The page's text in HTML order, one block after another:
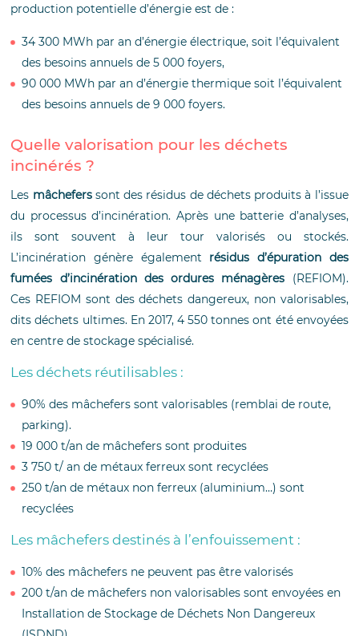
production potentielle d’énergie est de :
34 300 MWh par an d’énergie électrique, soit l’équivalent
des besoins annuels de 5 000 foyers,
90 000 MWh par an d’énergie thermique soit l’équivalent
des besoins annuels de 9 000 foyers.
Quelle valorisation pour les déchets
incinérés ?
Les mâcheferssont des résidus de déchets produits à l’issue
du processus d’incinération. Après une batterie d’analyses,
ils sont souvent à leur tour valorisés ou stockés.
L’incinération génère également résidus d’épuration des
fumées d’incinération des ordures ménagères (REFIOM).
Ces REFIOM sont des déchets dangereux, non valorisables,
dits déchets ultimes. En 2017, 4 550 tonnes ont été envoyées
en centre de stockage spécialisé.
Les déchets réutilisables :
90% des mâchefers sont valorisables (remblai de route,
parking).
19 000 t/an de mâchefers sont produites
3 750 t/ an de métaux ferreux sont recyclées
250 t/an de métaux non ferreux (aluminium…) sont
recyclées
Les mâchefers destinés à l’enfouissement :
10% des mâchefers ne peuvent pas être valorisés
200 t/an de mâchefers non valorisables sont envoyées en
Installation de Stockage de Déchets Non Dangereux